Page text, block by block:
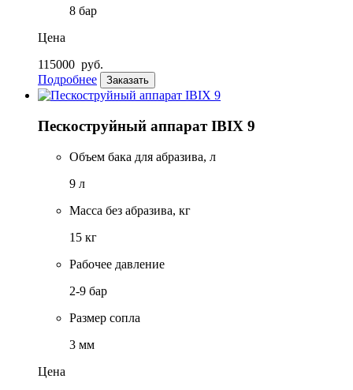
8 бар
Цена
115000 руб.
Подробнее
Заказать
Пескоструйный аппарат IBIX 9
Объем бака для абразива, л
9 л
Масса без абразива, кг
15 кг
Рабочее давление
2-9 бар
Размер сопла
3 мм
Цена